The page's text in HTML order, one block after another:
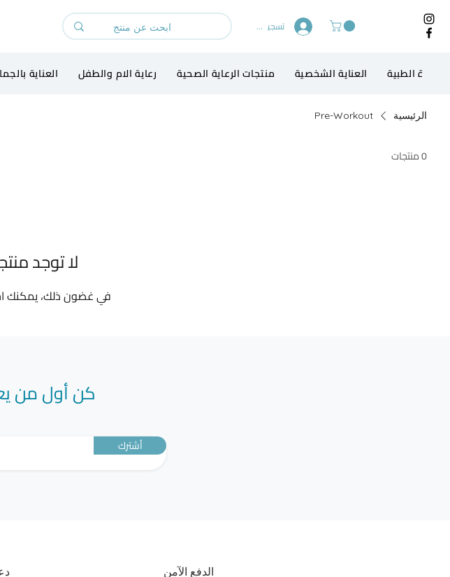
تسجيل الدخول
العناية رعاية الام والطفل منتجات الرعاية الصحية العناية الشخصية الاجهزة الطبية
الرئيسية Pre-Workout
0 منتجات
لا توجد
في غضون ذلك، يمكنك
كن أول من
أشترك
الدفع الآمن